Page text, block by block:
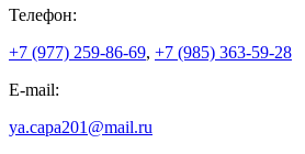
Телефон:
+7 (977) 259-86-69, +7 (985) 363-59-28
E-mail:
ya.capa201@mail.ru